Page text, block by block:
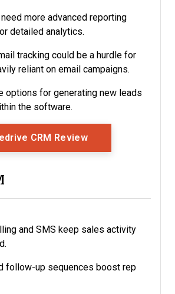
more advanced reporting
detailed analytics.
tracking could be a hurdle for
reliant on email campaigns.
options for generating new leads
the software.
CRM ReviewOpens New
and SMS keep sales activity
follow-up sequences boost rep